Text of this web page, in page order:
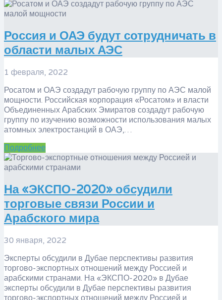
Россия и ОАЭ будут сотрудничать в
области малых АЭС
1 февраля, 2022
Росатом и ОАЭ создадут рабочую группу по АЭС малой
мощности. Российская корпорация «Росатом» и власти
Объединенных Арабских Эмиратов создадут рабочую
группу по изучению возможности использования малых
атомных электростанций в ОАЭ,…
Подробнее
На «ЭКСПО-2020» обсудили
торговые связи России и
Арабского мира
30 января, 2022
Эксперты обсудили в Дубае перспективы развития
торгово-экспортных отношений между Россией и
арабскими странами. На «ЭКСПО-2020» в Дубае
эксперты обсудили в Дубае перспективы развития